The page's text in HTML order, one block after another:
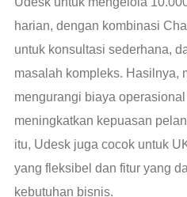
harian, dengan kombinasi
untuk konsultasi sederhana,
masalah kompleks. Hasilnya,
mengurangi biaya
meningkatkan kepuasan
itu, Udesk juga cocok untuk
yang fleksibel dan fitur yang
kebutuhan bisnis.